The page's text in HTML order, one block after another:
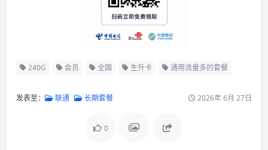
240G 会员 全国 生升卡 通用流量多的套餐
发表至： 联通 长期套餐 2026年 6月 27日
0